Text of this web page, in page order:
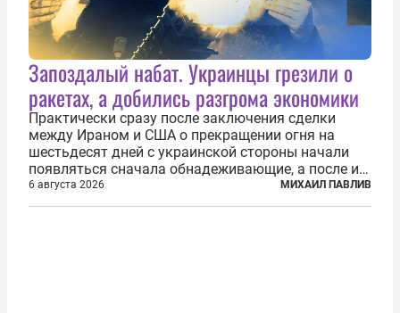
Запоздалый набат. Украинцы грезили о
ракетах, а добились разгрома экономики
Практически сразу после заключения сделки
между Ираном и США о прекращении огня на
шестьдесят дней с украинской стороны начали
появляться сначала обнадеживающие, а после и
вовсе бравурные заявления про некий «перелом»
в войне. Вероятно, в сознании первых лиц
6 августа 2026 МИХАИЛ ПАВЛИВ